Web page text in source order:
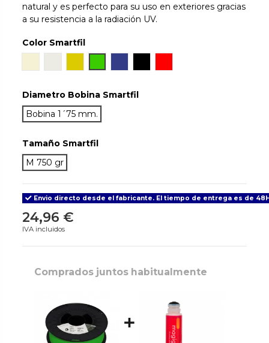
natural y es perfecto para su uso en exteriores gracias
a su resistencia a la radiación UV.
Color Smartfil
Diametro Bobina Smartfil
Bobina 1´75 mm.
Tamaño Smartfil
M 750 gr
Envio directo desde el fabricante. El tiempo de entrega es de
24,96 €
IVA incluidos
Comprados juntos habitualmente